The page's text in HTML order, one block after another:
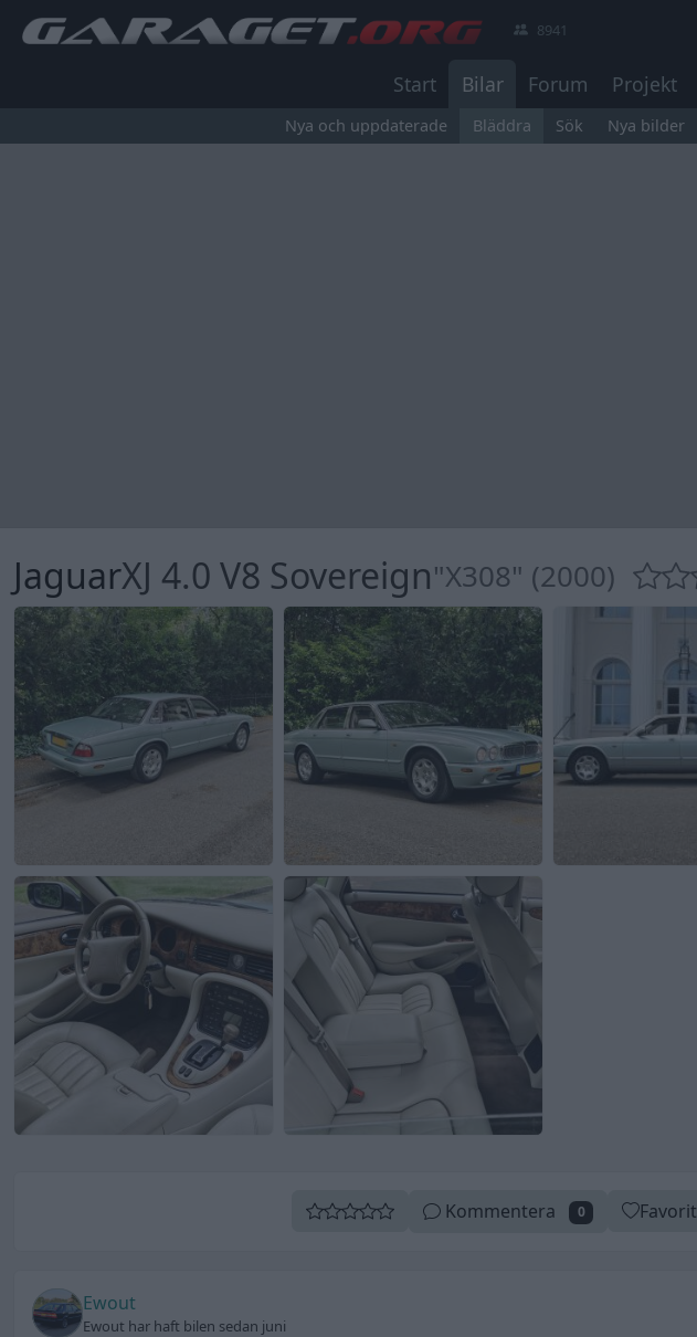
8941
Start Bilar Forum Projekt
Nya och uppdaterade Bläddra Sök Nya bilder
JaguarXJ 4.0 V8 Sovereign"X308" (2000)
Kommentera 0 Favorit
Ewout
Ewout har haft bilen sedan juni